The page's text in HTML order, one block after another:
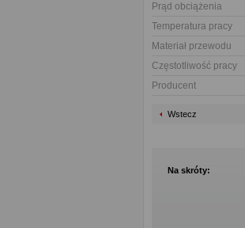
Prąd obciążenia
Temperatura pracy
Materiał przewodu
Częstotliwość pracy
Producent
Wstecz
Na skróty: